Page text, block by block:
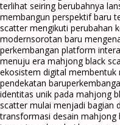
terlihat seiring berubahnya
membangun perspektif baru
scatter mengikuti perubahan
modernsorotan baru
perkembangan platform
menuju era mahjong black
ekosistem digital
pendekatan baru
identitas unik pada mahjong
scatter mulai menjadi bagian
transformasi desain mahjong